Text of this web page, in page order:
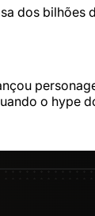
dos bilhões
o hype